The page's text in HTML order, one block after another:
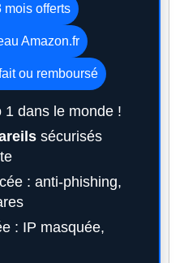
mois offerts
Amazon.fr
ou remboursé
1 dans le monde !
sécurisés
: anti-phishing,
: IP masquée,